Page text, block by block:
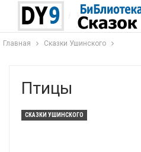
Главная Сказки Ушинского
Птицы
СКАЗКИ УШИНСКОГО